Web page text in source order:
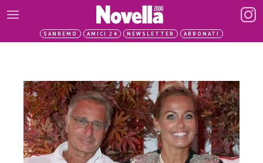
SANREMO AMICI 24 NEWSLETTER ABBONATI